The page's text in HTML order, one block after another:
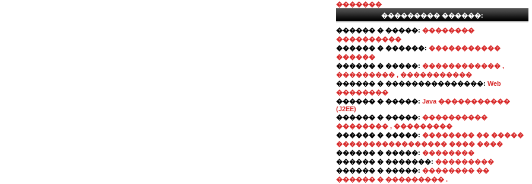
�������
��������� ������:
������ � �����: ��������
����������
������ � ������: �����������
������
������ � �����: ������������ ,
��������� , �����������
������ � ���������������: Web
��������
������ � �����: Java �����������
(J2EE)
������ � �����: ����������
�������� , ���������
������ � �����: �������� �� �����
����������������� ���� ����
������ � �����: ��������
������ � �������: ���������
������ � �����: �������� ��
������ � ��������� .